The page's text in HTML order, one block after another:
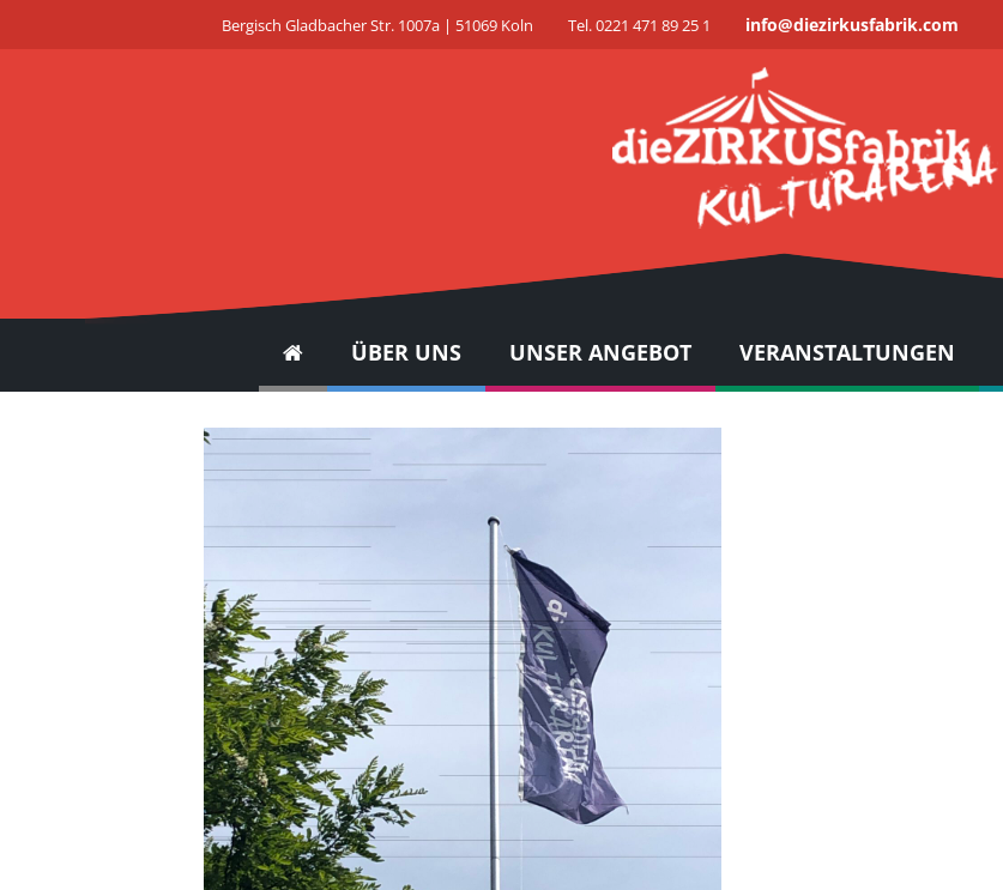
Bergisch Gladbacher Str. 1007a | 51069 Koln Tel. 0221 471 89 25 1 info@diezirkusfabrik.com
ÜBER UNS UNSER ANGEBOT VERANSTALTUNGEN